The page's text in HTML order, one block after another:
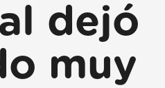
dejó
muy